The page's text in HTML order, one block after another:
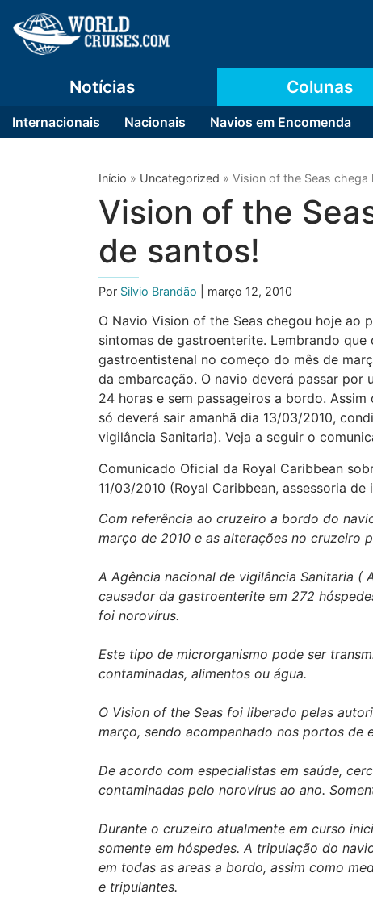
Notícias
Internacionais Nacionais Navios em Encomenda
Colunas
Início » Uncategorized » Vision of the Seas
Vision of the
de santos!
Por Silvio Brandão | março 12, 2010
O Navio Vision of the Seas chegou hoje ao
sintomas de gastroenterite. Lembrando
gastroentistenal no começo do mês de
da embarcação. O navio deverá passar
24 horas e sem passageiros a bordo.
só deverá sair amanhã dia 13/03/2010,
vigilância Sanitaria). Veja a seguir o
Comunicado Oficial da Royal Caribbean
11/03/2010 (Royal Caribbean, assessoria de
Com referência ao cruzeiro a bordo do
março de 2010 e as alterações no cruzeiro
A Agência nacional de vigilância Sanitaria
causador da gastroenterite em 272
foi norovírus.
Este tipo de microrganismo pode ser
contaminadas, alimentos ou água.
O Vision of the Seas foi liberado pelas
março, sendo acompanhado nos portos de
De acordo com especialistas em saúde,
contaminadas pelo norovírus ao ano.
Durante o cruzeiro atualmente em curso
somente em hóspedes. A tripulação do
em todas as areas a bordo, assim como
e tripulantes.